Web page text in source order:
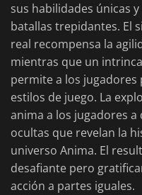
sus habilidades únicas
batallas trepidantes. El
real recompensa la
mientras que un
permite a los
estilos de juego. La
anima a los jugadores
ocultas que revelan la
universo Anima. El
desafiante pero
acción a partes iguales.